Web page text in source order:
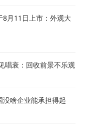
月11日上市：外观大
唱衰：回收前景不乐观
没啥企业能承担得起